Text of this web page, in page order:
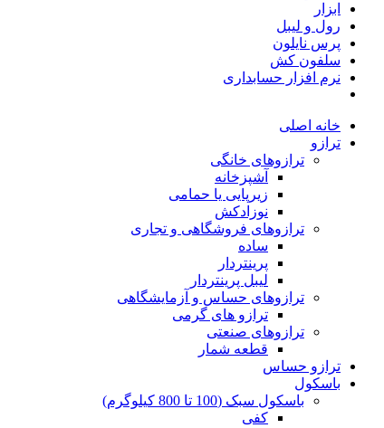
ابزار
رول و لیبل
پرس نایلون
سلفون کش
نرم افزار حسابداری
خانه اصلی
ترازو
ترازوهای خانگی
آشپزخانه
زیرپایی یا حمامی
نوزادکش
ترازوهای فروشگاهی و تجاری
ساده
پرینتردار
لیبل پرینتردار
ترازوهای حساس و آزمایشگاهی
ترازو های گرمی
ترازوهای صنعتی
قطعه شمار
ترازو حساس
باسکول
باسکول سبک (100 تا 800 کیلوگرم)
کفی